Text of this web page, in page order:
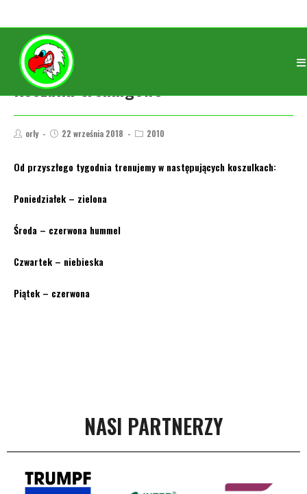
Koszulki treningowe
orly 22 września 2018 2010
Od przyszłego tygodnia trenujemy w następujących koszulkach:
Poniedziałek – zielona
Środa – czerwona hummel
Czwartek – niebieska
Piątek – czerwona
NASI PARTNERZY